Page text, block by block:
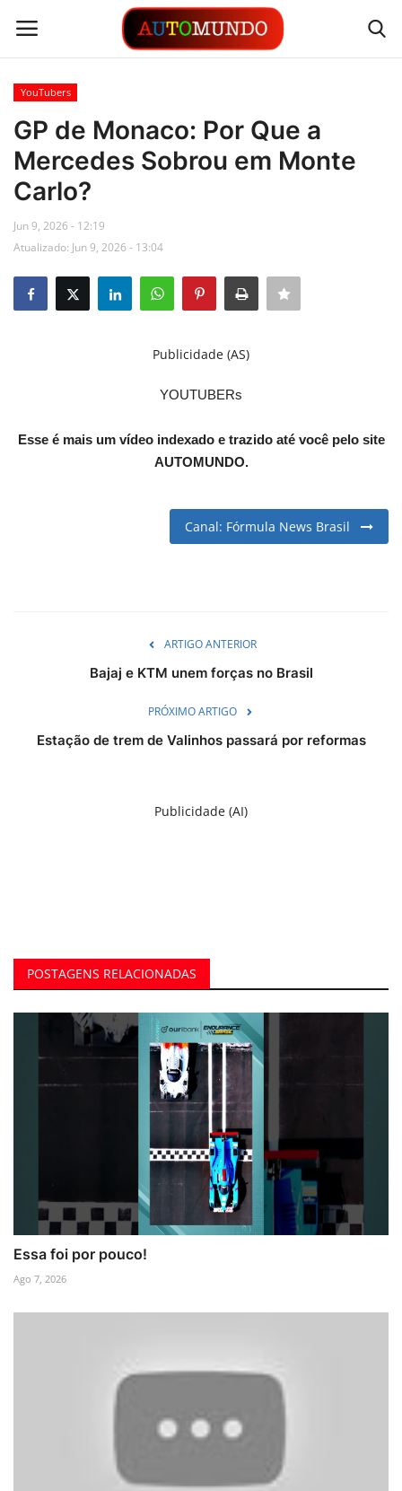
Login
Contato
Links
Busca Direta
Automóveis
YouTubers
GP de Monaco: Por Que a
Mercedes Sobrou em Monte
Carlo?
Jun 9, 2026 - 12:19
Atualizado: Jun 9, 2026 - 13:04
Publicidade (AS)
YOUTUBERs
Esse é mais um vídeo indexado e trazido até você pelo site
AUTOMUNDO.
Canal: Fórmula News Brasil
ARTIGO ANTERIOR
Bajaj e KTM unem forças no Brasil
PRÓXIMO ARTIGO
Estação de trem de Valinhos passará por reformas
Publicidade (AI)
POSTAGENS RELACIONADAS
Essa foi por pouco!
Ago 7, 2026